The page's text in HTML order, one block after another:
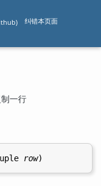
纠错本页面
一行
row